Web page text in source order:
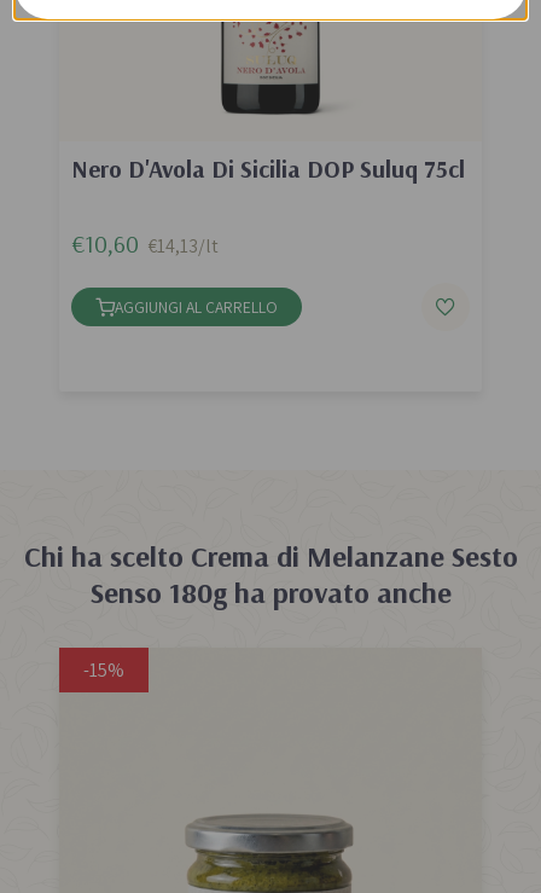
Nero D'Avola Di Sicilia DOP Suluq 75cl
€10,60 €14,13/lt
AGGIUNGI AL CARRELLO
Chi ha scelto Crema di Melanzane Sesto
Senso 180gha provato anche
-15%